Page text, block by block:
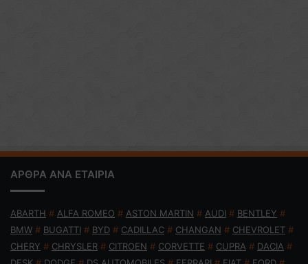
ΑΡΘΡΑ ΑΝΑ ΕΤΑΙΡΙΑ
ABARTH # ALFA ROMEO # ASTON MARTIN # AUDI # BENTLEY #
BMW # BUGATTI # BYD # CADILLAC # CHANGAN # CHEVROLET #
CHERY # CHRYSLER # CITROEN # CORVETTE # CUPRA # DACIA #